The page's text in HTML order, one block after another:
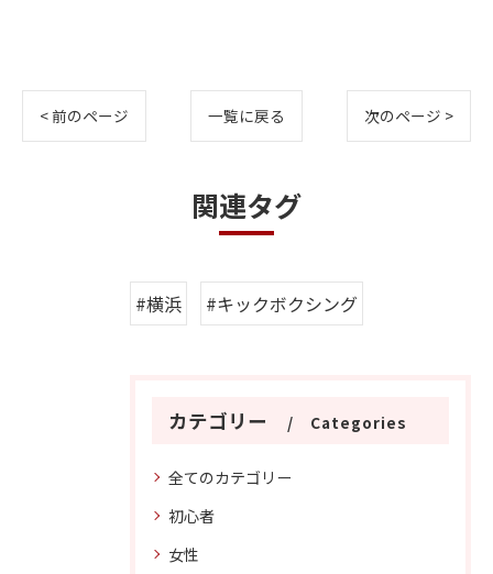
< 前のページ 一覧に戻る 次のページ >
関連タグ
#横浜 #キックボクシング
カテゴリー Categories
全てのカテゴリー
初心者
女性